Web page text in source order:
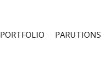
PORTFOLIO PARUTIONS